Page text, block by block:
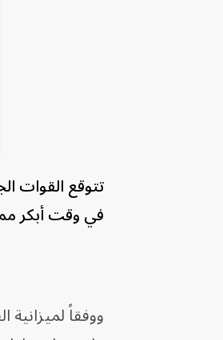
في وقت أبكر